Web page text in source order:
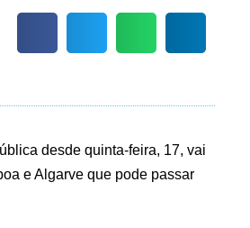
desde quinta-feira, 17, vai
e Algarve que pode passar